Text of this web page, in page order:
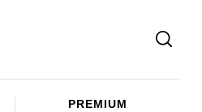
PREMIUM